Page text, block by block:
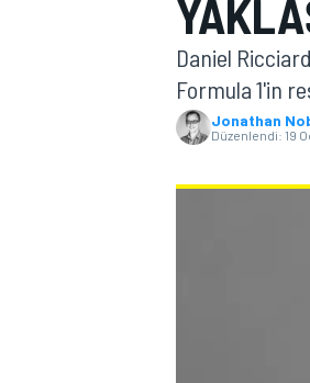
MOTOGP
Daniel
Formula 1'in
Jonathan
Düzenlendi: 19